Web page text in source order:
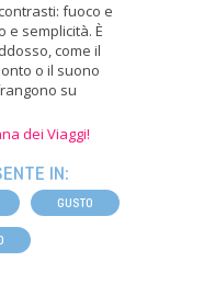
fuoco e
e semplicità. È
come il
o il suono
su
dei Viaggi!
IN:
GUSTO